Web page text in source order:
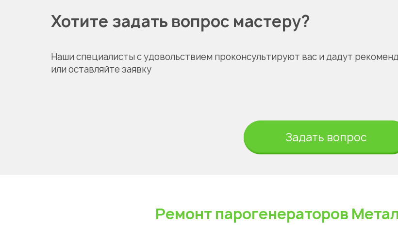
Хотите задать вопрос мастеру?
Наши специалисты с удовольствием проконсультируют вас и дадут
или оставляйте заявку
Задать вопрос
Ремонт парогенераторов